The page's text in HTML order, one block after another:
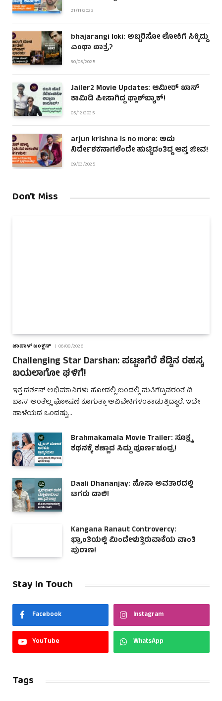
21/11/2023
bhajarangi loki: ಅಬ್ಬರಿಸೋ ಲೋಕಿಗೆ ಸಿಕ್ಕಿದ್ದು
ಎಂಥಾ ಪಾತ್ರ?
30/05/2025
Jailer2 Movie Updates: ಆಮೀರ್ ಖಾನ್
ಕಾಮಿಡಿ ಪೀಸಾಗಿದ್ದ ಫ್ಲಾಶ್‌ಬ್ಯಾಕ್!
05/12/2025
arjun krishna is no more: ಅದು
ನಿರ್ದೇಶಕನಾಗಲೆಂದೇ ಹುಟ್ಟಿದಂತಿದ್ದ ಆಪ್ತ ಜೀವ!
09/03/2025
Don't Miss
ಜಾಪಾಳ್ ಜಂಕ್ಷನ್ 06/08/2026
Challenging Star Darshan: ಪಟ್ಟಣಗೆರೆ ಶೆಡ್ಡಿನ ರಹಸ್ಯ
ಬಯಲಾಗೋ ಘಳಿಗೆ!
ಇತ್ತ ದರ್ಶನ್ ಅಭಿಮಾನಿಗಳು ಹೋದಲ್ಲಿ ಬಂದಲ್ಲಿ ಮತಿಗೆಟ್ಟವರಂತೆ ಡಿ
ಬಾಸ್ ಅಂತೆಲ್ಲ ಘೋಷಣೆ ಕೂಗುತ್ತಾ ಅವಿವೇಕಿಗಳಂತಾಡುತ್ತಿದ್ದಾರೆ. ಇದೇ
ಪಾಳೆಯದ ಒಂದಷ್ಟು…
Brahmakamala Movie Trailer: ಸೂಕ್ಷ್ಮ
ಕಥನಕ್ಕೆ ಕಣ್ಣಾದ ಸಿದ್ದು ಪೂರ್ಣಚಂದ್ರ!
Daali Dhananjay: ಹೊಸಾ ಅವತಾರದಲ್ಲಿ
ಟಗರು ಡಾಲಿ!
Kangana Ranaut Controvercy:
ಭ್ರಾಂತಿಯಲ್ಲಿ ಮಿಂದೇಳುತ್ತಿರುವಾಕೆಯ ವಾಂತಿ
ಪುರಾಣ!
Stay In Touch
Facebook Instagram
YouTube WhatsApp
Tags